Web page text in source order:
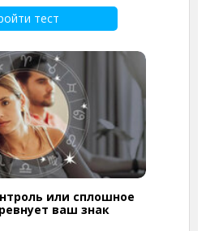
тест
или сплошное
ваш знак